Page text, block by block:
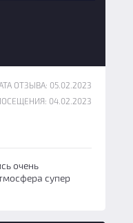
ОТЗЫВА: 05.02.2023
04.02.2023
очень
супер